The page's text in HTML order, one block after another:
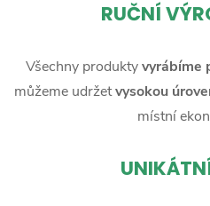
RUČNÍ
Všechny produktyvyrábíme
můžeme udržetvysokou
místní